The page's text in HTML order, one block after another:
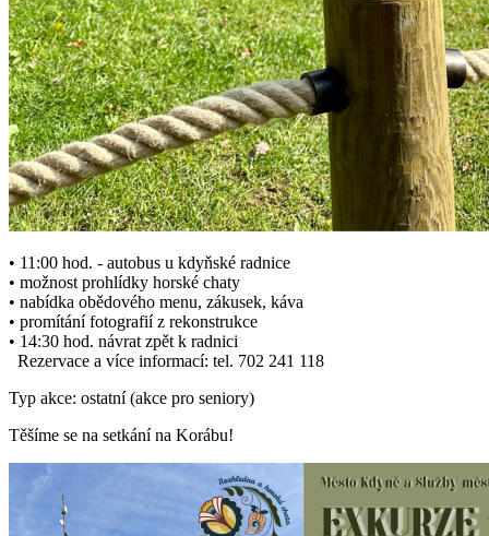
• 11:00 hod. - autobus u kdyňské radnice
• možnost prohlídky horské chaty
• nabídka obědového menu, zákusek, káva
• promítání fotografií z rekonstrukce
• 14:30 hod. návrat zpět k radnici
Rezervace a více informací: tel. 702 241 118
Typ akce: ostatní (akce pro seniory)
Těšíme se na setkání na Korábu!